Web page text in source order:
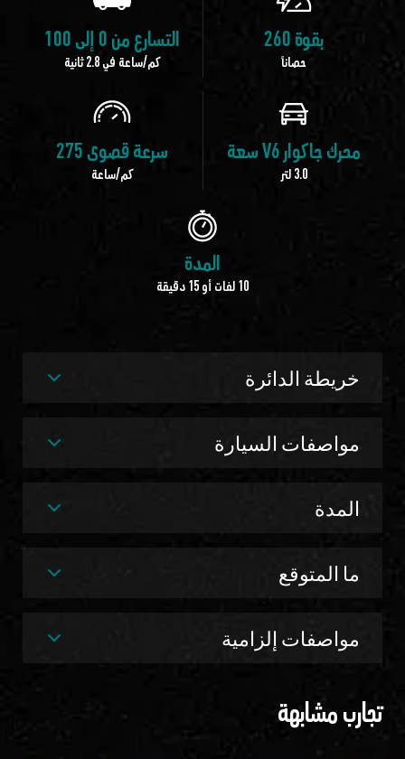
بقوة 260
حصاناً
التسارع من 0 إلى 100
كم/ساعة في 2.8 ثانية
محرك جاكوار V6 سعة
3.0 لتر
سرعة قصوى 275
كم/ساعة
المدة
10 لفات أو 15 دقيقة
خريطة الدائرة
مواصفات السيارة
المدة
ما المتوقع
مواصفات إلزامية
تجارب مشابهة